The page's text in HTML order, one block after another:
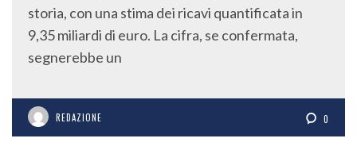
storia, con una stima dei ricavi quantificata in
9,35 miliardi di euro. La cifra, se confermata,
segnerebbe un
REDAZIONE 0